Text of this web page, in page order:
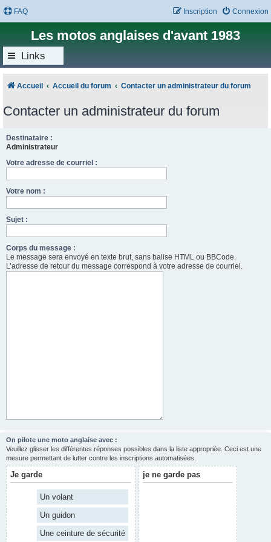
FAQ Connexion
Inscription
Les motos anglaises d'avant 1983
Links
Accueil Accueil du forum Contacter un administrateur du forum
Contacter un administrateur du forum
Destinataire :
Administrateur
Votre adresse de courriel :
Votre nom :
Sujet :
Corps du message :
Le message sera envoyé en texte brut, sans balise HTML ou BBCode.
L’adresse de retour du message correspond à votre adresse de courriel.
On pilote une moto anglaise avec :
Veuillez glisser les différentes réponses possibles dans la liste appropriée. Ceci est une
mesure permettant de lutter contre les inscriptions automatisées.
Je garde
Un volant
Un guidon
Une ceinture de sécurité
je ne garde pas